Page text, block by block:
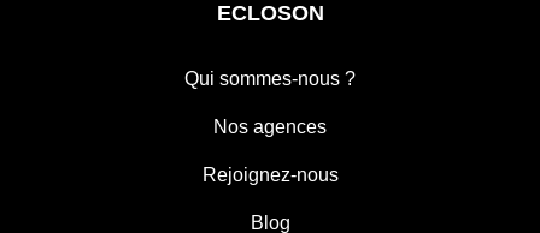
ECLOSON
Qui sommes-nous ?
Nos agences
Rejoignez-nous
Blog